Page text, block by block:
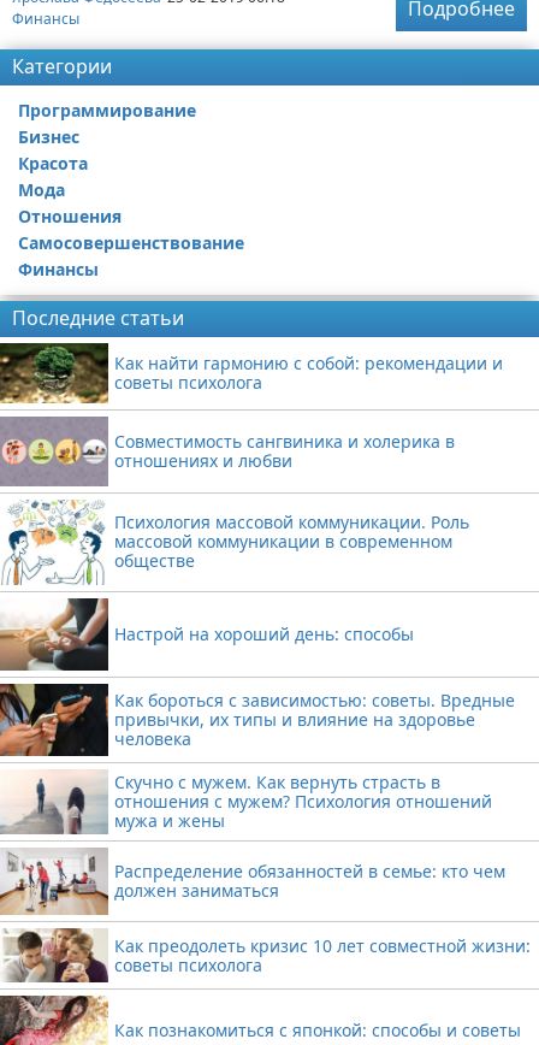
Финансы
Подробнее
Категории
Программирование
Бизнес
Красота
Мода
Отношения
Самосовершенствование
Финансы
Последние статьи
Как найти гармонию с собой: рекомендации и
советы психолога
Совместимость сангвиника и холерика в
отношениях и любви
Психология массовой коммуникации. Роль
массовой коммуникации в современном
обществе
Настрой на хороший день: способы
Как бороться с зависимостью: советы. Вредные
привычки, их типы и влияние на здоровье
человека
Скучно с мужем. Как вернуть страсть в
отношения с мужем? Психология отношений
мужа и жены
Распределение обязанностей в семье: кто чем
должен заниматься
Как преодолеть кризис 10 лет совместной жизни:
советы психолога
Как познакомиться с японкой: способы и советы